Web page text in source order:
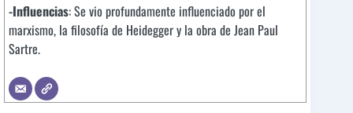
-Influencias: Se vio profundamente influenciado por el
marxismo, la filosofía de Heidegger y la obra de Jean Paul
Sartre.